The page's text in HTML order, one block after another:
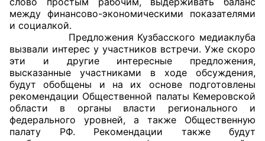
между финансово-экономическими показателями
и социалкой.
Предложения Кузбасского медиаклуба
вызвали интерес у участников встречи. Уже скоро
эти и другие интересные предложения,
высказанные участниками в ходе обсуждения,
будут обобщены и на их основе подготовлены
рекомендации Общественной палаты Кемеровской
области в органы власти регионального и
федерального уровней, а также Общественную
палату РФ. Рекомендации также будут